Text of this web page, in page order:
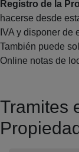
Registro de la
hacerse desde
IVA y disponer de
También puede
Online notas de
Tramites